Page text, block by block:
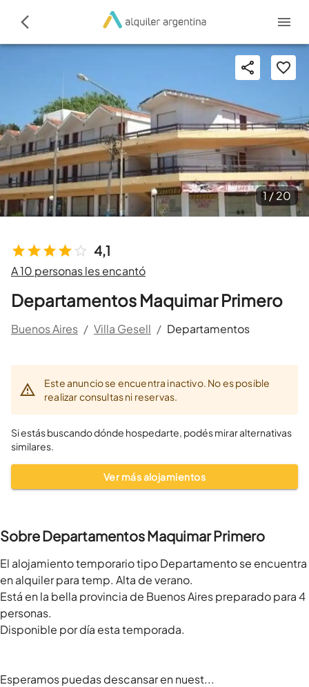
4,1
A 10 personas les encantó
Departamentos Maquimar Primero
Buenos Aires / Villa Gesell / Departamentos
1 /20
Este anuncio se encuentra inactivo. No es posible
realizar consultas ni reservas.
Si estás buscando dónde hospedarte, podés mirar alternativas
similares.
Ver más alojamientos
Sobre Departamentos Maquimar Primero
El alojamiento temporario tipo Departamento se encuentra
en alquiler para temp. Alta de verano.
Está en la bella provincia de Buenos Aires preparado para 4
personas.
Disponible por día esta temporada.
Esperamos puedas descansar en nuest...